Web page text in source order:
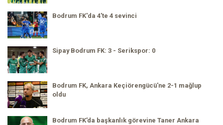
Bodrum FK'da 4'te 4 sevinci
Sipay Bodrum FK: 3 - Serikspor: 0
Bodrum FK, Ankara Keçiörengücü'ne 2-1 mağlup
oldu
Bodrum FK’da başkanlık görevine Taner Ankara